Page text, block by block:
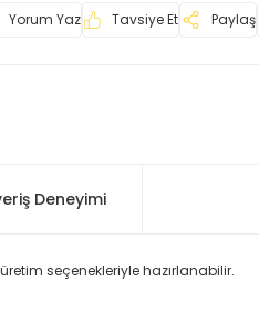
Yorum Yaz Tavsiye Et Paylaş
Deneyimi
seçenekleriyle hazırlanabilir.